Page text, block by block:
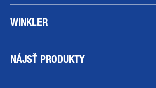
WINKLER
NÁJSŤ PRODUKTY